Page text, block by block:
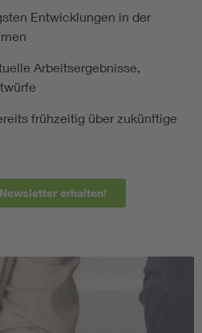
Entwicklungen in der
Arbeitsergebnisse,
frühzeitig über zukünftige
erhalten!